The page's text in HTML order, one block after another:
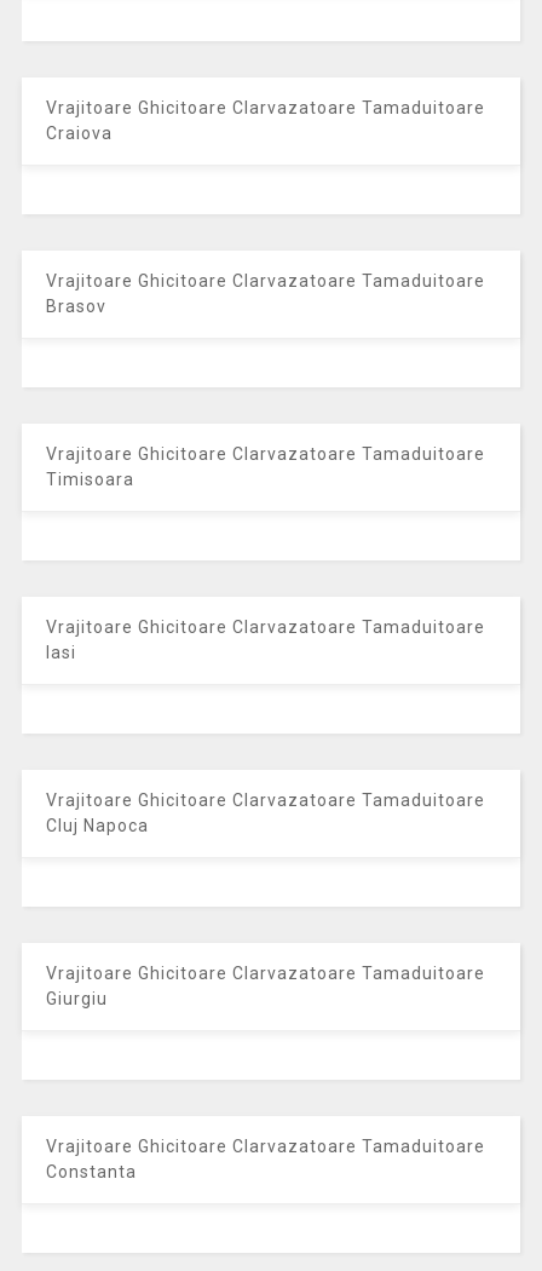
Vrajitoare Ghicitoare Clarvazatoare Tamaduitoare
Craiova
Vrajitoare Ghicitoare Clarvazatoare Tamaduitoare
Brasov
Vrajitoare Ghicitoare Clarvazatoare Tamaduitoare
Timisoara
Vrajitoare Ghicitoare Clarvazatoare Tamaduitoare
Iasi
Vrajitoare Ghicitoare Clarvazatoare Tamaduitoare
Cluj Napoca
Vrajitoare Ghicitoare Clarvazatoare Tamaduitoare
Giurgiu
Vrajitoare Ghicitoare Clarvazatoare Tamaduitoare
Constanta